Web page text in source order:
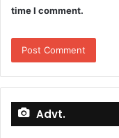
time I comment.
Advt.